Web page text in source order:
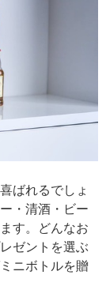
ばれるでしょ
・清酒・ビー
す。どんなお
ゼントを選ぶ
ニボトルを贈